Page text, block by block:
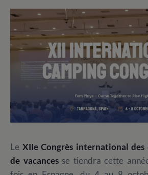
Le XIIe Congrès international des
de vacancesse tiendra cette